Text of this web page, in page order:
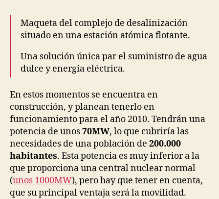
Maqueta del complejo de desalinización
situado en una estación atómica flotante.
Una solución única par el suministro de agua
dulce y energía eléctrica.
En estos momentos se encuentra en
construcción, y planean tenerlo en
funcionamiento para el año 2010. Tendrán una
potencia de unos70MW, lo que cubriría las
necesidades de una población de 200.000
habitantes. Esta potencia es muy inferior a la
que proporciona una central nuclear normal
(unos 1000MW), pero hay que tener en cuenta,
que su principal ventaja será la movilidad.